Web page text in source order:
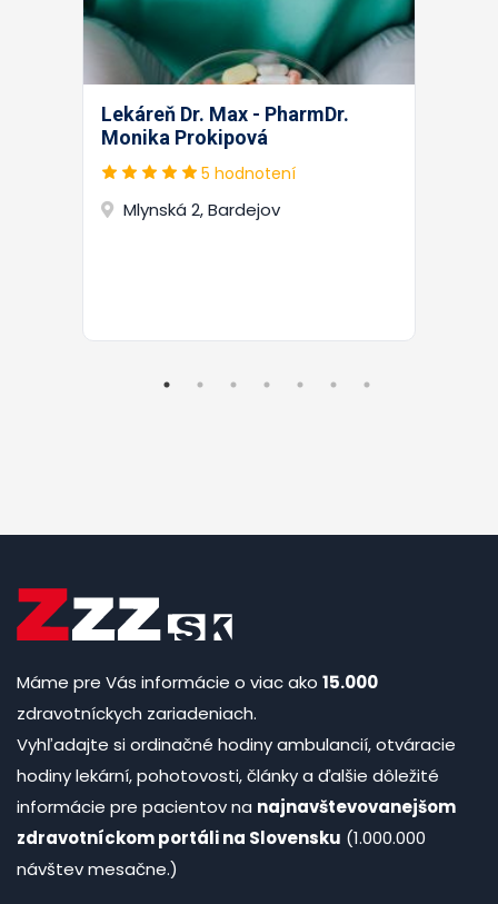
Lekáreň Dr. Max - PharmDr.
Monika Prokipová
5 hodnotení
Mlynská 2, Bardejov
Máme pre Vás informácie o viac ako 15.000
zdravotníckych zariadeniach.
Vyhľadajte si ordinačné hodiny ambulancií, otváracie
hodiny lekární, pohotovosti, články a ďalšie dôležité
informácie pre pacientov na najnavštevovanejšom
zdravotníckom portáli na Slovensku (1.000.000
návštev mesačne.)